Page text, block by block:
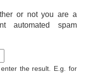
or not you are a
automated spam
the result. E.g. for